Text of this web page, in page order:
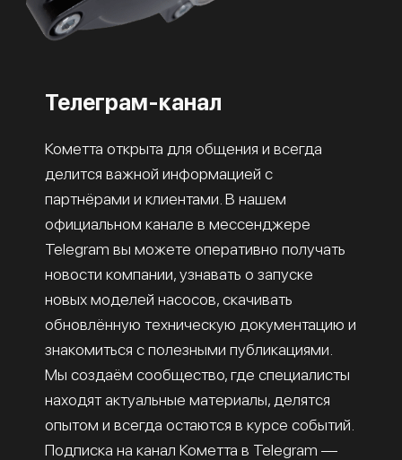
Телеграм-канал
Кометта открыта для общения и всегда
делится важной информацией с
партнёрами и клиентами. В нашем
официальном канале в мессенджере
Telegram вы можете оперативно получать
новости компании, узнавать о запуске
новых моделей насосов, скачивать
обновлённую техническую документацию и
знакомиться с полезными публикациями.
Мы создаём сообщество, где специалисты
находят актуальные материалы, делятся
опытом и всегда остаются в курсе событий.
Подписка на канал Кометта в Telegram —